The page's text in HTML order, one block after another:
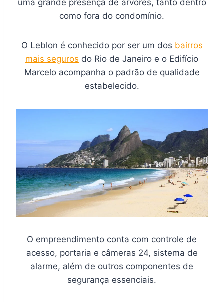
uma grande presença de árvores, tanto dentro
como fora do condomínio.
O Leblon é conhecido por ser um dos bairros
mais seguros do Rio de Janeiro e o Edifício
Marcelo acompanha o padrão de qualidade
estabelecido.
O empreendimento conta com controle de
acesso, portaria e câmeras 24, sistema de
alarme, além de outros componentes de
segurança essenciais.